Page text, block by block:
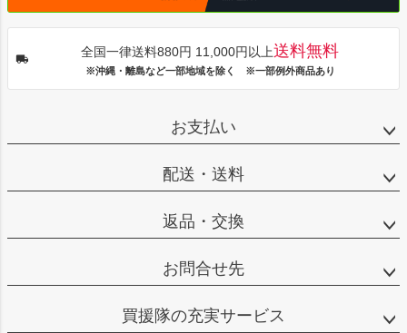
全国一律送料880円 11,000円以上送料無料
※沖縄・離島など一部地域を除く ※一部例外商品あり
お支払い
配送・送料
返品・交換
お問合せ先
買援隊の充実サービス